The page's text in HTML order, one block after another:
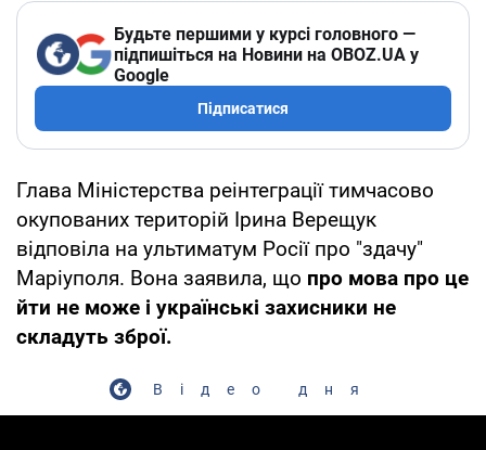
Будьте першими у курсі головного —
підпишіться на Новини на OBOZ.UA у
Google
Підписатися
Глава Міністерства реінтеграції тимчасово
окупованих територій Ірина Верещук
відповіла на ультиматум Росії про "здачу"
Маріуполя. Вона заявила, що про мова про це
йти не може і українські захисники не
складуть зброї.
Відео дня